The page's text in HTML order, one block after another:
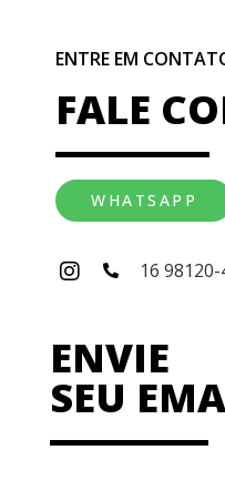
ENTRE EM
FALE
WHATSAPP
16
ENVIE
SEU